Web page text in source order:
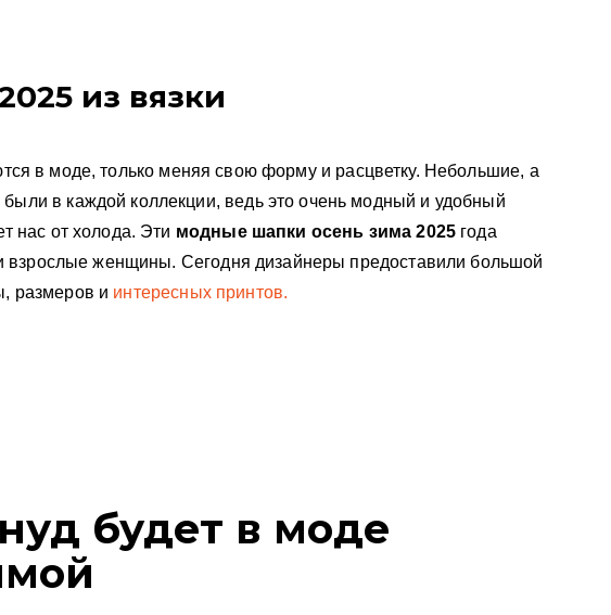
из вязки
в моде, только меняя свою форму и расцветку. Небольшие, а
в каждой коллекции, ведь это очень модный и удобный
нас от холода. Эти модные шапки осень зима 2025 года
и взрослые женщины. Сегодня дизайнеры предоставили большой
размеров и интересных принтов.
будет в моде